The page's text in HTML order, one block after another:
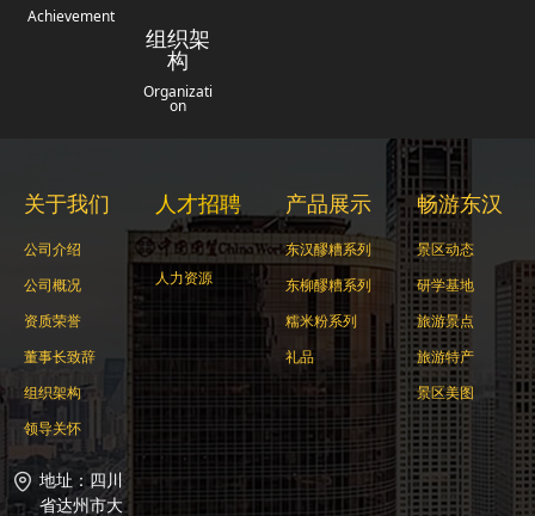
Achievement
组织架
构
Organizati
on
关于我们
公司介绍
公司概况
资质荣誉
董事长致辞
组织架构
领导关怀
人才招聘
人力资源
地址： 四川
省达州市大
产品展示
东汉醪糟系列
东柳醪糟系列
糯米粉系列
礼品
畅游东汉
景区动态
研学基地
旅游景点
旅游特产
景区美图